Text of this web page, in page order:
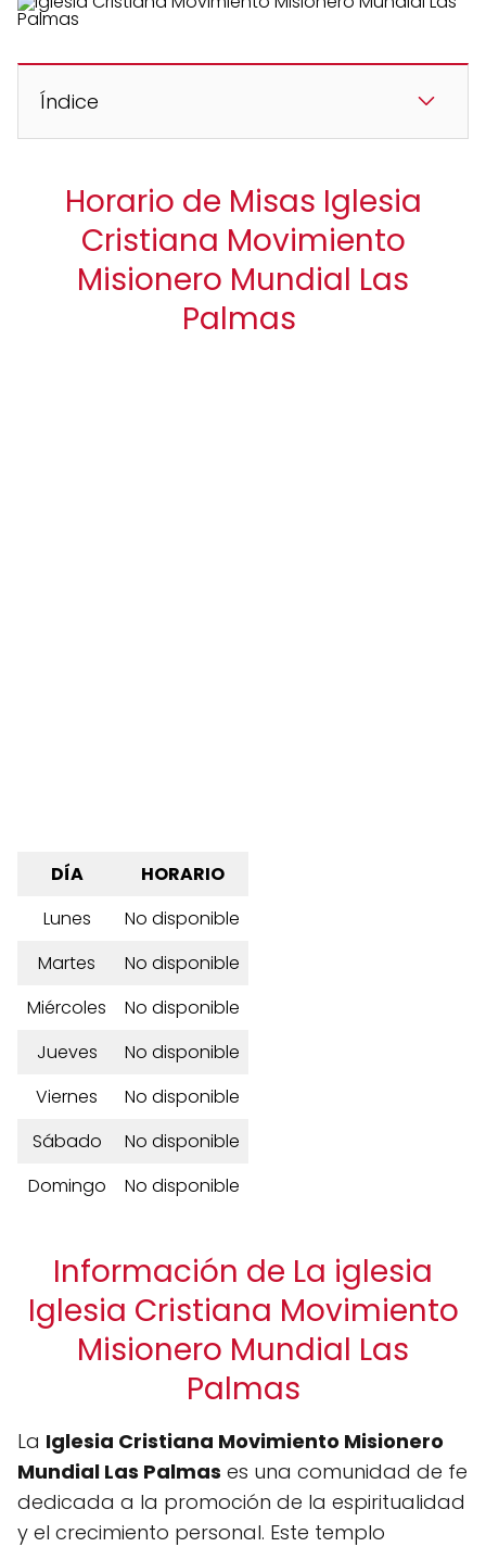
Índice
Horario de Misas Iglesia
Cristiana Movimiento
Misionero Mundial Las
Palmas
DÍA
HORARIO
Lunes
No disponible
Martes
No disponible
Miércoles
No disponible
Jueves
No disponible
Viernes
No disponible
Sábado
No disponible
Domingo
No disponible
Información de La iglesia
Iglesia Cristiana Movimiento
Misionero Mundial Las
Palmas
La Iglesia Cristiana Movimiento Misionero
Mundial Las Palmas es una comunidad de fe
dedicada a la promoción de la espiritualidad
y el crecimiento personal. Este templo